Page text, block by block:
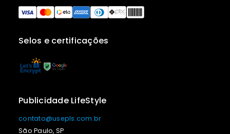
Selos e certificações
Publicidade LifeStyle
contato@usepls.com.br
São Paulo, SP